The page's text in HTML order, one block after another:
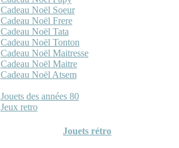
Cadeau Noël Soeur
Cadeau Noël Frere
Cadeau Noël Tata
Cadeau Noël Tonton
Cadeau Noël Maitresse
Cadeau Noël Maitre
Cadeau Noël Atsem
Jouets des années 80
Jeux retro
Jouets rétro